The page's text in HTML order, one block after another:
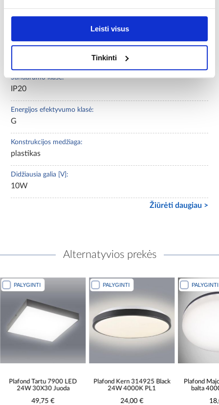
Leisti visus
Tinkinti
Apsaugos klasė:
Sandarumo klasė:
IP20
Energijos efektyvumo klasė:
G
Konstrukcijos medžiaga:
plastikas
Didžiausia galia [V]:
10W
Žiūrėti daugiau >
Alternatyvios prekės
PALYGINTI
Plafond Tartu 7900 LED
24W 30X30 Juoda
49,75 €
PALYGINTI
Plafond Kern 314925 Black
24W 4000K PL1
24,00 €
PALYGINTI
Plafond
balta